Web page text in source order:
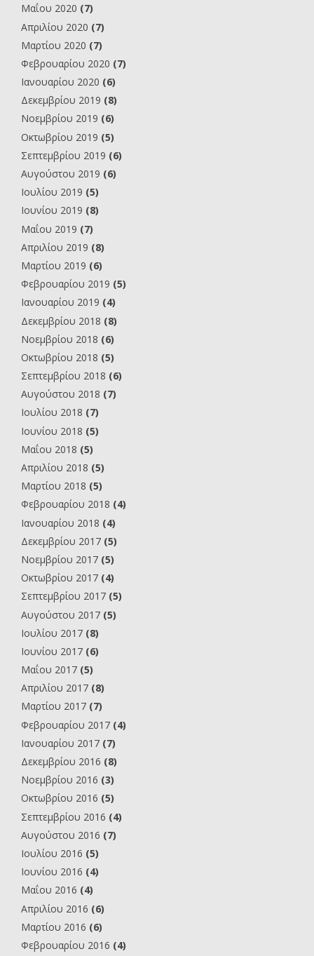
Μαΐου 2020 (7)
Απριλίου 2020 (7)
Μαρτίου 2020 (7)
Φεβρουαρίου 2020 (7)
Ιανουαρίου 2020 (6)
Δεκεμβρίου 2019 (8)
Νοεμβρίου 2019 (6)
Οκτωβρίου 2019 (5)
Σεπτεμβρίου 2019 (6)
Αυγούστου 2019 (6)
Ιουλίου 2019 (5)
Ιουνίου 2019 (8)
Μαΐου 2019 (7)
Απριλίου 2019 (8)
Μαρτίου 2019 (6)
Φεβρουαρίου 2019 (5)
Ιανουαρίου 2019 (4)
Δεκεμβρίου 2018 (8)
Νοεμβρίου 2018 (6)
Οκτωβρίου 2018 (5)
Σεπτεμβρίου 2018 (6)
Αυγούστου 2018 (7)
Ιουλίου 2018 (7)
Ιουνίου 2018 (5)
Μαΐου 2018 (5)
Απριλίου 2018 (5)
Μαρτίου 2018 (5)
Φεβρουαρίου 2018 (4)
Ιανουαρίου 2018 (4)
Δεκεμβρίου 2017 (5)
Νοεμβρίου 2017 (5)
Οκτωβρίου 2017 (4)
Σεπτεμβρίου 2017 (5)
Αυγούστου 2017 (5)
Ιουλίου 2017 (8)
Ιουνίου 2017 (6)
Μαΐου 2017 (5)
Απριλίου 2017 (8)
Μαρτίου 2017 (7)
Φεβρουαρίου 2017 (4)
Ιανουαρίου 2017 (7)
Δεκεμβρίου 2016 (8)
Νοεμβρίου 2016 (3)
Οκτωβρίου 2016 (5)
Σεπτεμβρίου 2016 (4)
Αυγούστου 2016 (7)
Ιουλίου 2016 (5)
Ιουνίου 2016 (4)
Μαΐου 2016 (4)
Απριλίου 2016 (6)
Μαρτίου 2016 (6)
Φεβρουαρίου 2016 (4)